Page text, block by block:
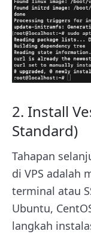
2. Install
Standard)
Tahapan
di VPS adalah
terminal atau
Ubuntu,
langkah